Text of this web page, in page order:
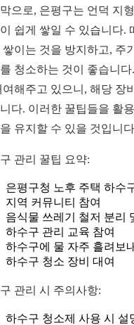
으로, 은평구는 언덕 지
쉽게 쌓일 수 있습니다.
쌓이는 것을 방지하고, 주
청소하는 것이 좋습니
여해주고 있으니, 해당 장
다. 이러한 꿀팁들을 활
유지할 수 있을 것입니
관리 꿀팁 요약:
은평구청 노후 주택 하수
지역 커뮤니티 참여
음식물 쓰레기 철저 분리
하수구 관리 교육 참여
하수구에 물 자주 흘려보
하수구 청소 장비 대여
관리 시 주의사항:
하수구 청소제 사용 시 설